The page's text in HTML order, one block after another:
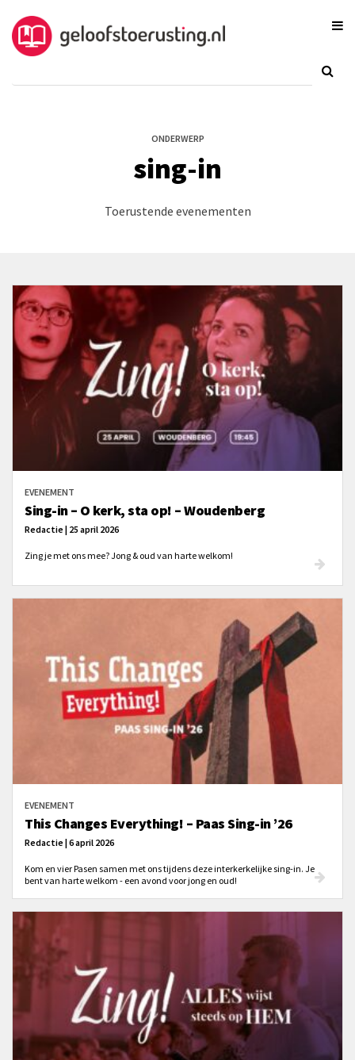
ONDERWERP
sing-in
Toerustende evenementen
EVENEMENT
Sing-in – O kerk, sta op! – Woudenberg
Redactie | 25 april 2026
Zing je met ons mee? Jong & oud van harte welkom!
EVENEMENT
This Changes Everything! – Paas Sing-in ’26
Redactie | 6 april 2026
Kom en vier Pasen samen met ons tijdens deze interkerkelijke sing-in. Je
bent van harte welkom - een avond voor jong en oud!